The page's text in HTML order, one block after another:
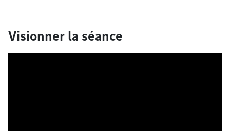
Visionner la séance